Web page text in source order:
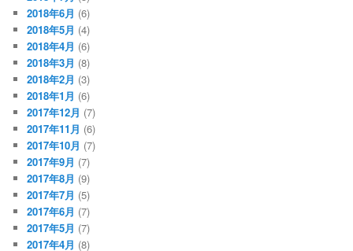
2018年6月 (6)
2018年5月 (4)
2018年4月 (6)
2018年3月 (8)
2018年2月 (3)
2018年1月 (6)
2017年12月 (7)
2017年11月 (6)
2017年10月 (7)
2017年9月 (7)
2017年8月 (9)
2017年7月 (5)
2017年6月 (7)
2017年5月 (7)
2017年4月 (8)